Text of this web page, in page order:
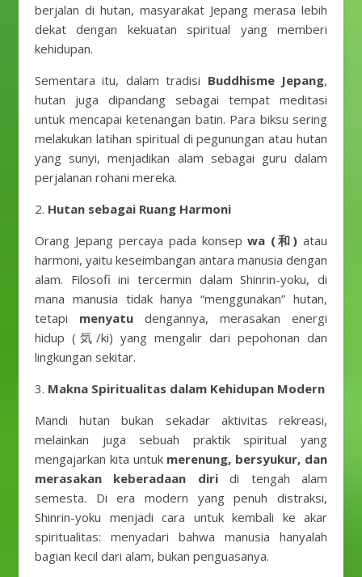
berjalan di hutan, masyarakat Jepang merasa lebih
dekat dengan kekuatan spiritual yang memberi
kehidupan.
Sementara itu, dalam tradisi Buddhisme Jepang,
hutan juga dipandang sebagai tempat meditasi
untuk mencapai ketenangan batin. Para biksu sering
melakukan latihan spiritual di pegunungan atau hutan
yang sunyi, menjadikan alam sebagai guru dalam
perjalanan rohani mereka.
2. Hutan sebagai Ruang Harmoni
Orang Jepang percaya pada konsepwa (和) atau
harmoni, yaitu keseimbangan antara manusia dengan
alam. Filosofi ini tercermin dalam Shinrin-yoku, di
mana manusia tidak hanya “menggunakan” hutan,
tetapi menyatu dengannya, merasakan energi
hidup (気/ki) yang mengalir dari pepohonan dan
lingkungan sekitar.
3. Makna Spiritualitas dalam Kehidupan Modern
Mandi hutan bukan sekadar aktivitas rekreasi,
melainkan juga sebuah praktik spiritual yang
mengajarkan kita untuk merenung, bersyukur, dan
merasakan keberadaan diridi tengah alam
semesta. Di era modern yang penuh distraksi,
Shinrin-yoku menjadi cara untuk kembali ke akar
spiritualitas: menyadari bahwa manusia hanyalah
bagian kecil dari alam, bukan penguasanya.